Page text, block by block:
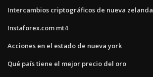
Intercambios criptográficos de nueva zelanda
Instaforex.com mt4
Acciones en el estado de nueva york
Qué país tiene el mejor precio del oro